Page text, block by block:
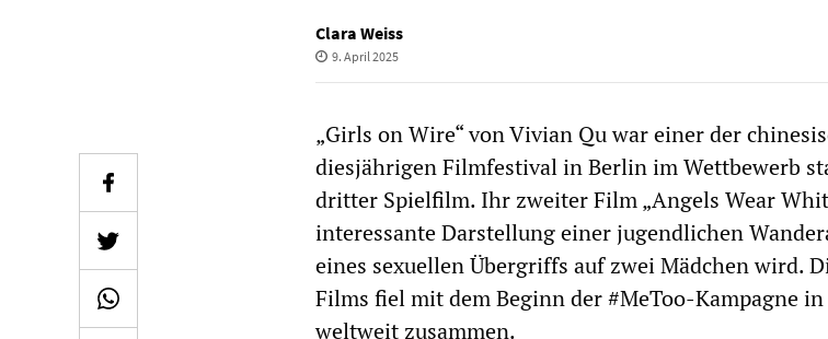
Clara Weiss
9. April 2025
„Girls on Wire“ von Vivian Qu war einer der
diesjährigen Filmfestival in Berlin im Wettbewerb
dritter Spielfilm. Ihr zweiter Film „Angels Wear
interessante Darstellung einer jugendlichen
eines sexuellen Übergriffs auf zwei Mädchen wird.
Films fiel mit dem Beginn der #MeToo-Kampagne
weltweit zusammen.